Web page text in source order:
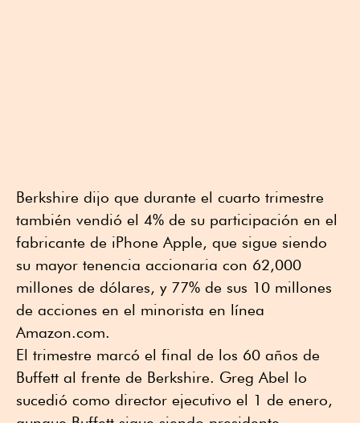
Berkshire dijo que durante el cuarto trimestre
también vendió el 4% de su participación en el
fabricante de iPhone Apple, que sigue siendo
su mayor tenencia accionaria con 62,000
millones de dólares, y 77% de sus 10 millones
de acciones en el minorista en línea
Amazon.com.
El trimestre marcó el final de los 60 años de
Buffett al frente de Berkshire. Greg Abel lo
sucedió como director ejecutivo el 1 de enero,